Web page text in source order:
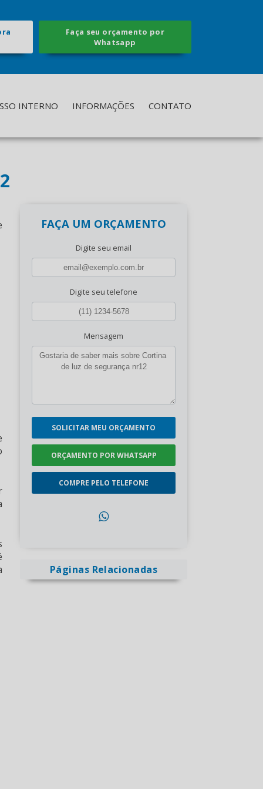
Faça seu orçamento por
Whatsapp
INTERNO INFORMAÇÕES CONTATO
FAÇA UM ORÇAMENTO
Digite seu email
Digite seu telefone
Mensagem
SOLICITAR MEU ORÇAMENTO
ORÇAMENTO POR WHATSAPP
COMPRE PELO TELEFONE
Páginas Relacionadas